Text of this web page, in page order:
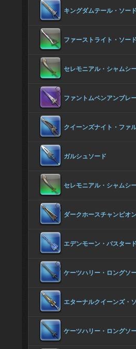
キングダムテール・ソード
ファーストライト・ソード
セレモニアル・シャムシ
ファントムペンアンブレ
クイーンズナイト・ファ
ガルシュソード
セレモニアル・シャムシ
ダークホースチャンピオ
エデンモーン・バスター
ケーツハリー・ロングソ
エターナルクイーンズ・
ケーツハリー・ロングソ